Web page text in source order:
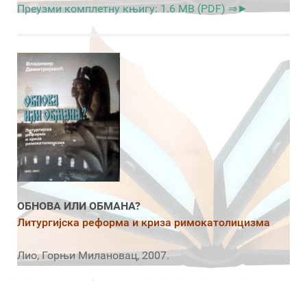
Преузми комплетну књигу: 1.6 MB (PDF) ⇒►
ОБНОВА ИЛИ ОБМАНА?
Литургијска реформа и криза римокатолицизма
Лио, Горњи Милановац, 2007.